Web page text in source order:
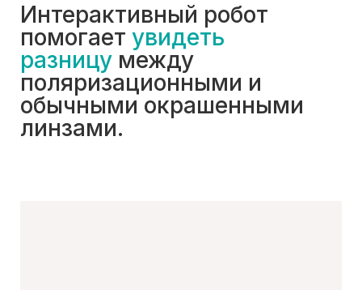
Интерактивный робот
помогает увидеть
разницу между
поляризационными и
обычными окрашенными
линзами.